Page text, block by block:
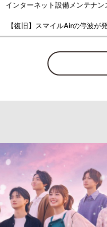
インターネット設備メンテナ
【復旧】スマイルAirの停波が発